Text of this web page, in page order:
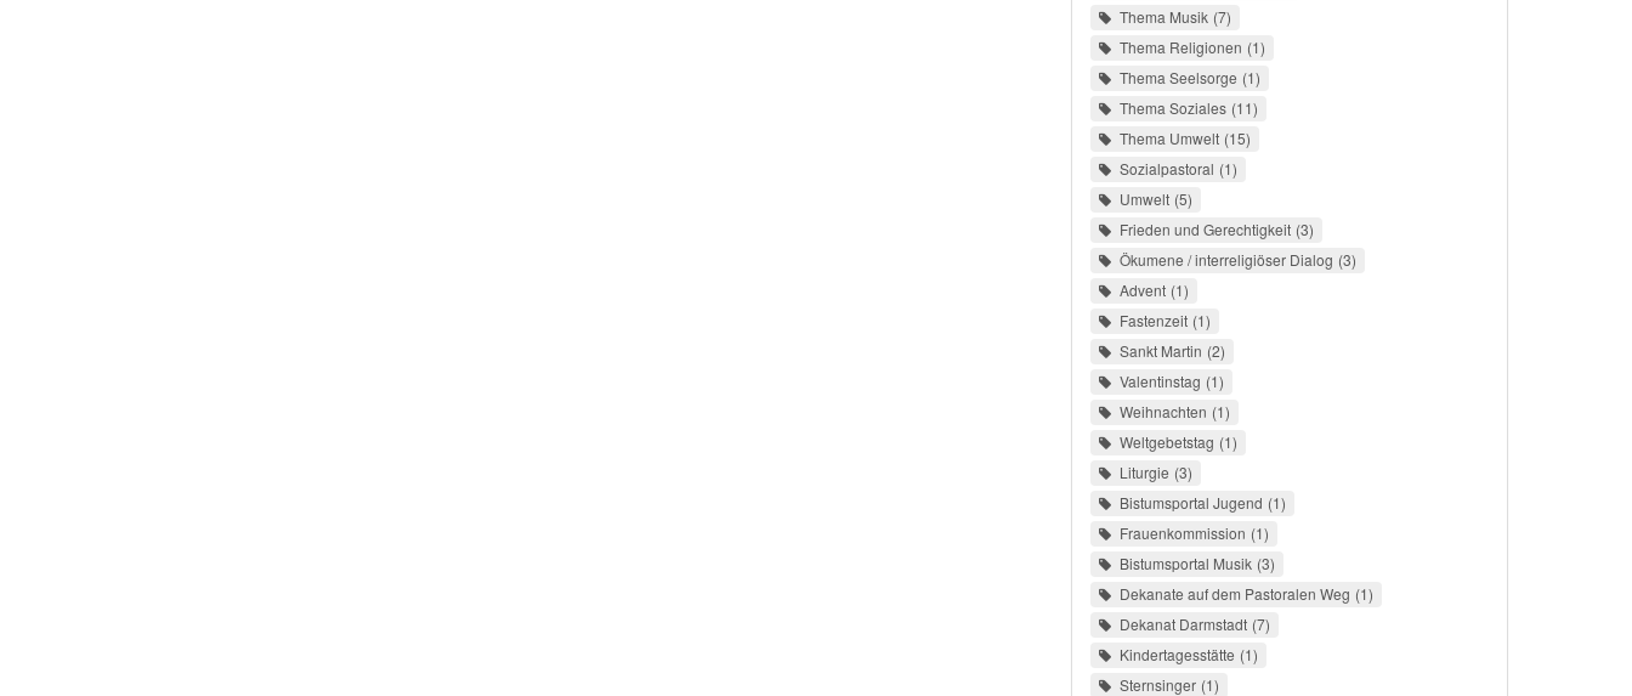
Thema Musik 7
Thema Religionen 1
Thema Seelsorge 1
Thema Soziales 11
Thema Umwelt 15
Sozialpastoral 1
Umwelt 5
Frieden und Gerechtigkeit 3
Ökumene / interreligiöser Dialog 3
Advent 1
Fastenzeit 1
Sankt Martin 2
Valentinstag 1
Weihnachten 1
Weltgebetstag 1
Liturgie 3
Bistumsportal Jugend 1
Frauenkommission 1
Bistumsportal Musik 3
Dekanate auf dem Pastoralen Weg 1
Dekanat Darmstadt 7
Kindertagesstätte 1
Sternsinger 1